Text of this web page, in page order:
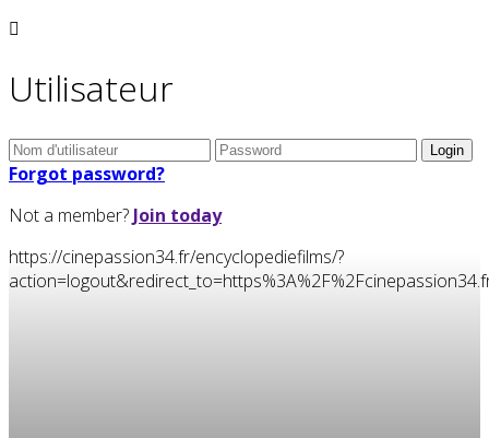
Utilisateur
Forgot password?
Not a member? Join today
https://cinepassion34.fr/encyclopediefilms/?